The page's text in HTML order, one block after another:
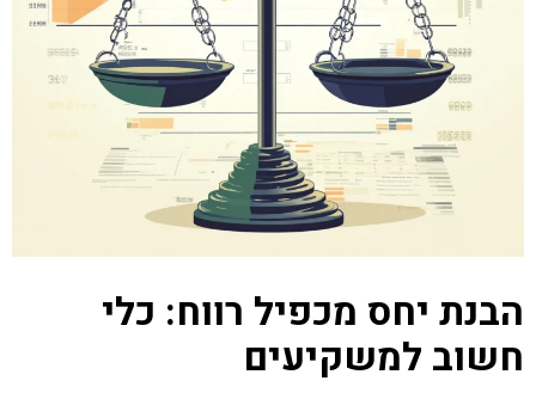
הבנת יחס מכפיל רווח: כלי
חשוב למשקיעים